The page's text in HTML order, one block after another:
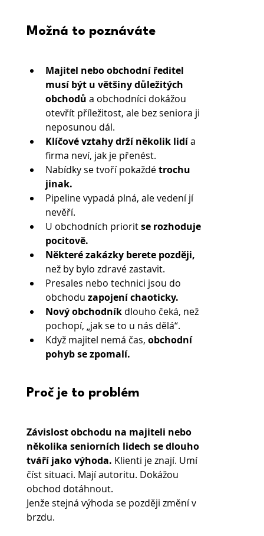
Možná to poznáváte
Majitel nebo obchodní ředitel
musí být u většiny důležitých
obchodů a obchodníci dokážou
otevřít příležitost, ale bez seniora ji
neposunou dál.
Klíčové vztahy drží několik lidí a
firma neví, jak je přenést.
Nabídky se tvoří pokaždé trochu
jinak.
Pipeline vypadá plná, ale vedení jí
nevěří.
U obchodních priorit se rozhoduje
pocitově.
Některé zakázky berete později,
než by bylo zdravé zastavit.
Presales nebo technici jsou do
obchodu zapojení chaoticky.
Nový obchodník dlouho čeká, než
pochopí, „jak se to u nás dělá“.
Když majitel nemá čas, obchodní
pohyb se zpomalí.
Proč je to problém
Závislost obchodu na majiteli nebo
několika seniorních lidech se dlouho
tváří jako výhoda. Klienti je znají. Umí
číst situaci. Mají autoritu. Dokážou
obchod dotáhnout.
Jenže stejná výhoda se později změní v
brzdu.